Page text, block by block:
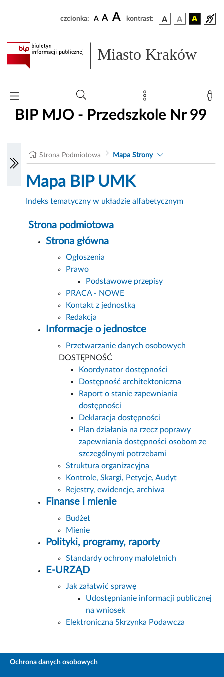
czcionka: A A A kontrast:
Miasto Kraków
BIP MJO - Przedszkole Nr 99
Strona Podmiotowa Mapa Strony
Mapa BIP UMK
Indeks tematyczny w układzie alfabetycznym
Strona podmiotowa
Strona główna
Ogłoszenia
Prawo
Podstawowe przepisy
PRACA - NOWE
Kontakt z jednostką
Redakcja
Informacje o jednostce
Przetwarzanie danych osobowych
DOSTĘPNOŚĆ
Koordynator dostępności
Dostępność architektoniczna
Raport o stanie zapewniania
dostępności
Deklaracja dostępności
Plan działania na rzecz poprawy
zapewniania dostępności osobom ze
szczególnymi potrzebami
Struktura organizacyjna
Kontrole, Skargi, Petycje, Audyt
Rejestry, ewidencje, archiwa
Finanse i mienie
Budżet
Mienie
Polityki, programy, raporty
Standardy ochrony małoletnich
E-URZĄD
Jak załatwić sprawę
Udostępnianie informacji publicznej
na wniosek
Elektroniczna Skrzynka Podawcza
Ochrona danych osobowych